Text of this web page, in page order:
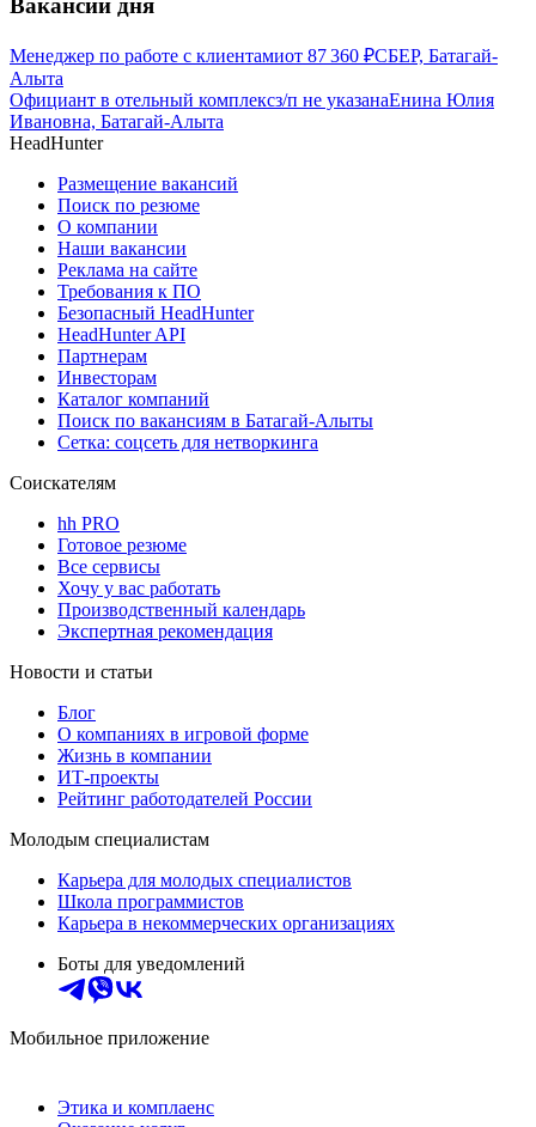
Вакансии дня
Менеджер по работе с клиентамиот 87 360 ₽СБЕР, Батагай-
Алыта
Официант в отельный комплексз/п не указанаЕнина Юлия
Ивановна, Батагай-Алыта
HeadHunter
Размещение вакансий
Поиск по резюме
О компании
Наши вакансии
Реклама на сайте
Требования к ПО
Безопасный HeadHunter
HeadHunter API
Партнерам
Инвесторам
Каталог компаний
Поиск по вакансиям в Батагай-Алыты
Сетка: соцсеть для нетворкинга
Соискателям
hh PRO
Готовое резюме
Все сервисы
Хочу у вас работать
Производственный календарь
Экспертная рекомендация
Новости и статьи
Блог
О компаниях в игровой форме
Жизнь в компании
ИТ-проекты
Рейтинг работодателей России
Молодым специалистам
Карьера для молодых специалистов
Школа программистов
Карьера в некоммерческих организациях
Боты для уведомлений
Мобильное приложение
Этика и комплаенс